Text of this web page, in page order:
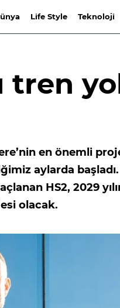
Life Style Teknoloji
tren
en önemli
aylarda
HS2, 2029
olacak.